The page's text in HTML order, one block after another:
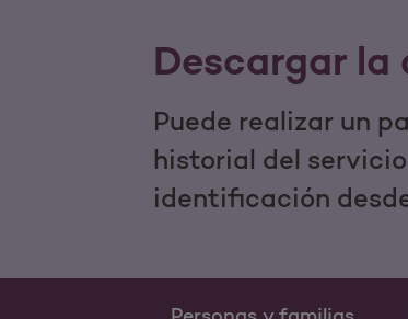
Descargar
Puede realizar un
historial del
identificación